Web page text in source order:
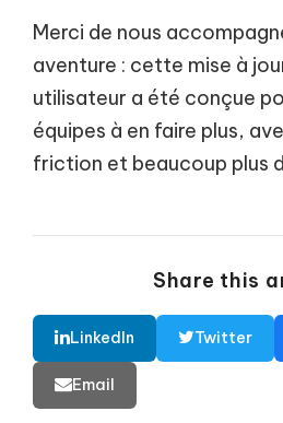
Merci de nous
aventure : cette mise à
utilisateur a été conçue
équipes à en faire plus,
friction et beaucoup plus
Share this
LinkedIn Twitter
Email